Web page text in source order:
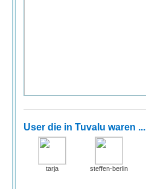
User die in Tuvalu waren ...
tarja steffen-berlin